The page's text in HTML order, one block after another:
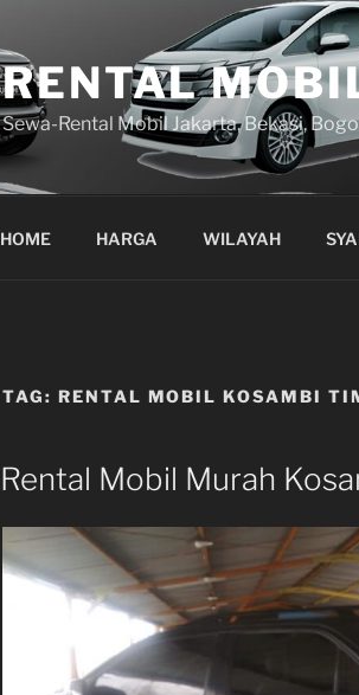
RENTAL
Sewa-Rental Mobil Jakarta, Bekasi,
HOME HARGA WILAYAH
TAG: RENTAL MOBIL KOSAMBI
Rental Mobil Murah